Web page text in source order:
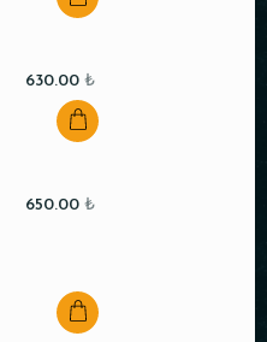
630.00 ₺
650.00 ₺